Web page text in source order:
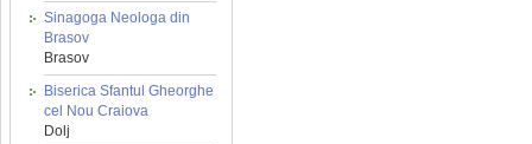
Sinagoga Neologa din
Brasov
Brasov
Biserica Sfantul Gheorghe
cel Nou Craiova
Dolj